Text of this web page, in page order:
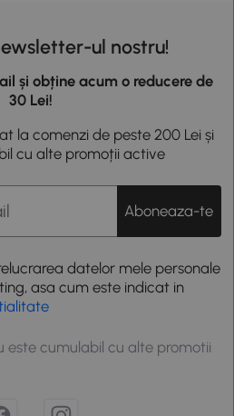
ul nostru!
și obține acum o reducere de
30 Lei!
la comenzi de peste 200 Lei și
cu alte promoții active
Aboneaza-te
datelor mele personale
asa cum este indicat in
este cumulabil cu alte promotii